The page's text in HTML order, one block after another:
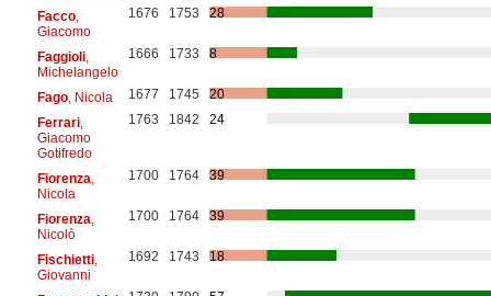
Facco,
Giacomo
1676 1753 28
Faggioli,
Michelangelo
1666 1733 8
Fago, Nicola 1677 1745
20
Ferrari,
Giacomo
Gotifredo
1763 1842 24
Fiorenza
Nicola
1700 1764 39
Fiorenza
Nicolò
1700 1764 39
Fischietti,
Giovanni
1692 1743 18